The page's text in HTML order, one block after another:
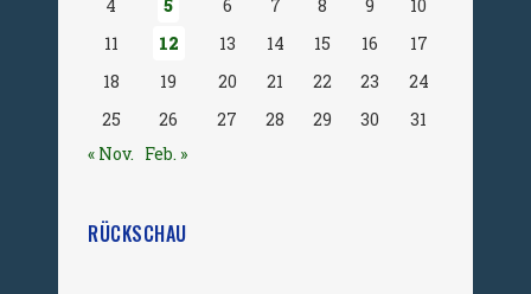
4
5 6 7 8 9
10
11
12 13 14 15 16
17
18
19 20 21 22 23
24
25
26 27 28 29 30
31
« Nov. Feb. »
RÜCKSCHAU